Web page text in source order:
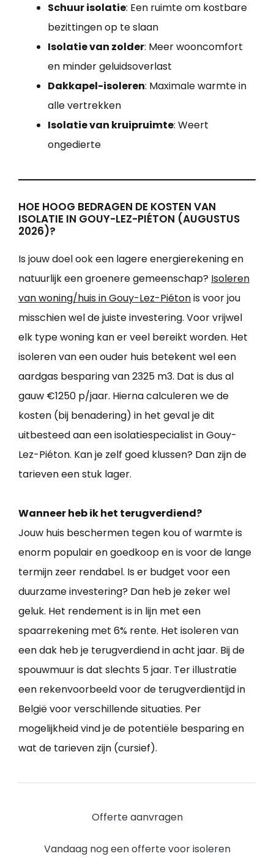
Schuur isolatie: Een ruimte om kostbare
bezittingen op te slaan
Isolatie van zolder: Meer wooncomfort
en minder geluidsoverlast
Dakkapel-isoleren: Maximale warmte in
alle vertrekken
Isolatie van kruipruimte: Weert
ongedierte
HOE HOOG BEDRAGEN DE KOSTEN VAN
ISOLATIE IN GOUY-LEZ-PIÉTON (AUGUSTUS
2026)?
Is jouw doel ook een lagere energierekening en
natuurlijk een groenere gemeenschap? Isoleren
van woning/huis in Gouy-Lez-Piétonis voor jou
misschien wel de juiste investering. Voor vrijwel
elk type woning kan er veel bereikt worden. Het
isoleren van een ouder huis betekent wel een
aardgas besparing van 2325 m3. Dat is dus al
gauw €1250 p/jaar. Hierna calculeren we de
kosten (bij benadering) in het geval je dit
uitbesteed aan een isolatiespecialist in Gouy-
Lez-Piéton. Kan je zelf goed klussen? Dan zijn de
tarieven een stuk lager.
Wanneer heb ik het terugverdiend?
Jouw huis beschermen tegen kou of warmte is
enorm populair en goedkoop en is voor de lange
termijn zeer rendabel. Is er budget voor een
duurzame investering? Dan heb je zeker wel
geluk. Het rendement is in lijn met een
spaarrekening met 6% rente. Het isoleren van
een dak heb je terugverdiend in acht jaar. Bij de
spouwmuur is dat slechts 5 jaar. Ter illustratie
een rekenvoorbeeld voor de terugverdientijd in
België voor verschillende situaties. Per
mogelijkheid vind je de potentiële besparing en
wat de tarieven zijn (cursief).
Offerte aanvragen
Vandaag nog een offerte voor isoleren